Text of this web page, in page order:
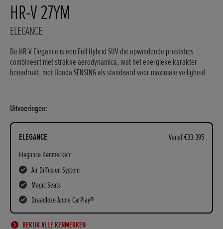
HR-V 27YM
ELEGANCE
De HR-V Elegance is een Full Hybrid SUV die opwindende prestaties
combineert met strakke aerodynamica, wat het energieke karakter
benadrukt, met Honda SENSING als standaard voor maximale veiligheid.
Uitvoeringen:
ELEGANCE
Vanaf €33.395
Elegance Kenmerken:
Air Diffusion System
Magic Seats
Draadloze Apple CarPlay®
BEKIJK ALLE KENMERKEN